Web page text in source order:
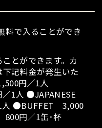
料で入ることができ
とができます。カ
記料金が発生いた
円／1人
1人 ●JAPANESE
人 ●BUFFET 3,000
円／1缶･杯